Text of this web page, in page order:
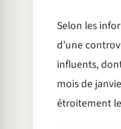
Selon les
d’une
influents,
mois de
étroitement